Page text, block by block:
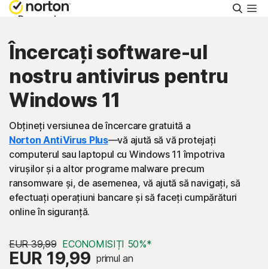
Personal
Întreprinderi mici
Asistență
Încercați Gratuit
România
Conectare
Încercați software-ul
nostru antivirus pentru
Windows 11
Obțineți versiunea de încercare gratuită a
Norton AntiVirus Plus—vă ajută să vă protejați
computerul sau laptopul cu Windows 11 împotriva
virușilor și a altor programe malware precum
ransomware și, de asemenea, vă ajută să navigați, să
efectuați operațiuni bancare și să faceți cumpărături
online în siguranță.
EUR 39,99 ECONOMISIȚI 50%*
EUR 19,99 primul an